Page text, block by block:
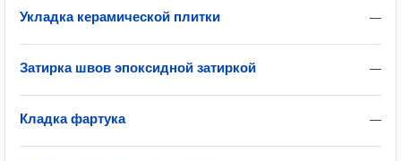
—
Укладка керамической плитки
—
Затирка швов эпоксидной затиркой
—
Кладка фартука